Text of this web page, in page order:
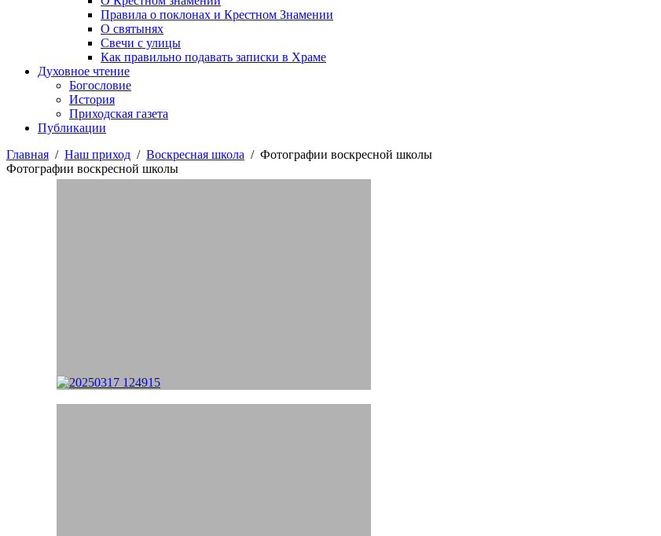
Правила о поклонах и Крестном Знамении
О святынях
Свечи с улицы
Как правильно подавать записки в Храме
Духовное чтение
Богословие
История
Приходская газета
Публикации
Главная / Наш приход / Воскресная школа / Фотографии воскресной школы
Фотографии воскресной школы